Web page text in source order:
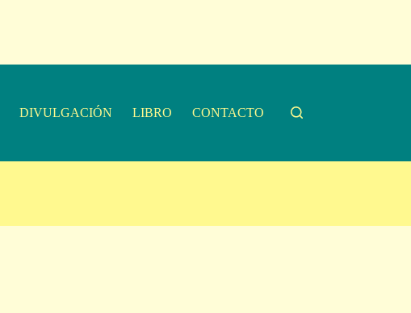
DIVULGACIÓN LIBRO CONTACTO